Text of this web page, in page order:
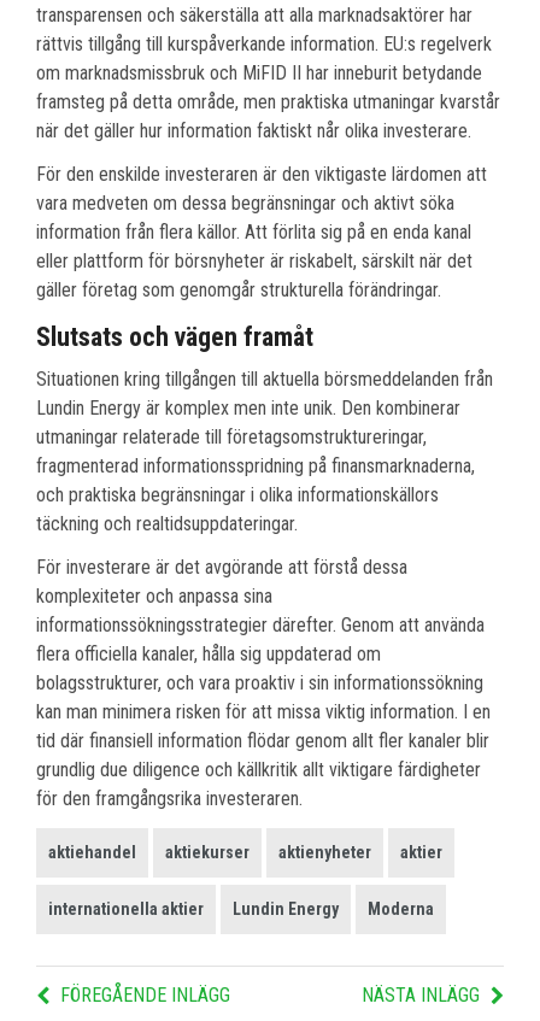
transparensen och säkerställa att alla marknadsaktörer har
rättvis tillgång till kurspåverkande information. EU:s regelverk
om marknadsmissbruk och MiFID II har inneburit betydande
framsteg på detta område, men praktiska utmaningar kvarstår
när det gäller hur information faktiskt når olika investerare.
För den enskilde investeraren är den viktigaste lärdomen att
vara medveten om dessa begränsningar och aktivt söka
information från flera källor. Att förlita sig på en enda kanal
eller plattform för börsnyheter är riskabelt, särskilt när det
gäller företag som genomgår strukturella förändringar.
Slutsats och vägen framåt
Situationen kring tillgången till aktuella börsmeddelanden från
Lundin Energy är komplex men inte unik. Den kombinerar
utmaningar relaterade till företagsomstruktureringar,
fragmenterad informationsspridning på finansmarknaderna,
och praktiska begränsningar i olika informationskällors
täckning och realtidsuppdateringar.
För investerare är det avgörande att förstå dessa
komplexiteter och anpassa sina
informationssökningsstrategier därefter. Genom att använda
flera officiella kanaler, hålla sig uppdaterad om
bolagsstrukturer, och vara proaktiv i sin informationssökning
kan man minimera risken för att missa viktig information. I en
tid där finansiell information flödar genom allt fler kanaler blir
grundlig due diligence och källkritik allt viktigare färdigheter
för den framgångsrika investeraren.
aktiehandel aktiekurser aktienyheter aktier
internationella aktier Lundin Energy Moderna
FÖREGÅENDE INLÄGG NÄSTA INLÄGG